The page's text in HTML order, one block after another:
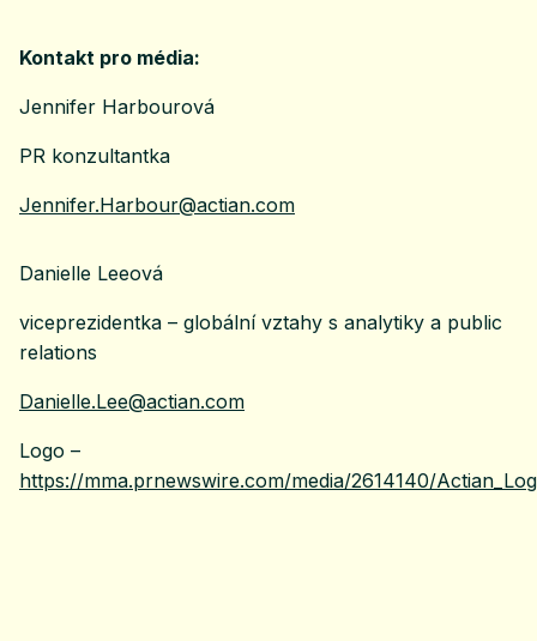
Kontakt pro média:
Jennifer Harbourová
PR konzultantka
Jennifer.Harbour@actian.com
Danielle Leeová
viceprezidentka – globální vztahy s analytiky a public
relations
Danielle.Lee@actian.com
Logo –
https://mma.prnewswire.com/media/2614140/